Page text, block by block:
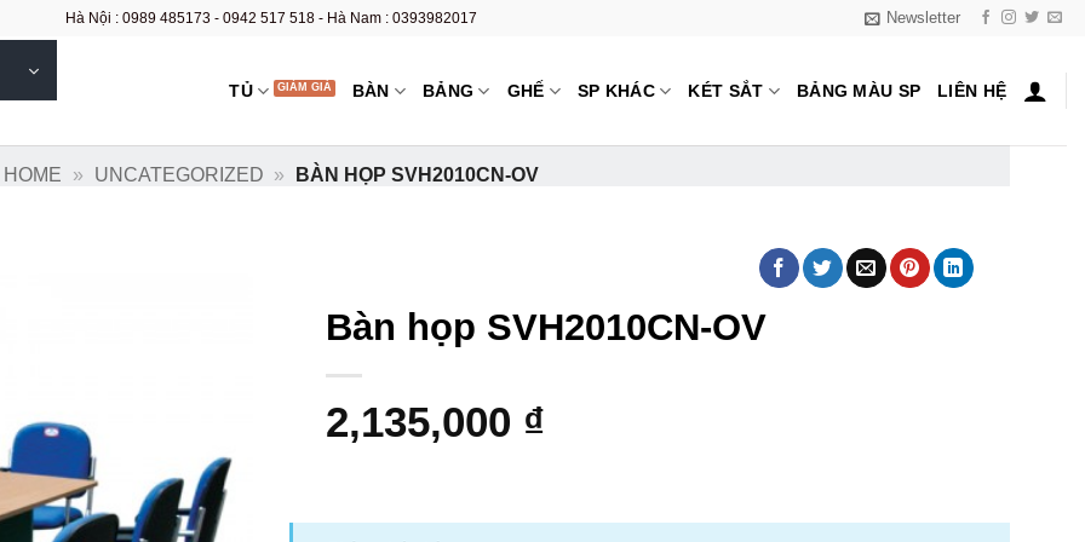
Hà Nội : 0989 485173 - 0942 517 518 - Hà Nam : 0393982017 Newsletter
TỦ BÀN BẢNG GHẾ SP KHÁC KÉT SẮT BẢNG MÀU SP LIÊN HỆ
HOME » UNCATEGORIZED » BÀN HỌP SVH2010CN-OV
Bàn họp SVH2010CN-OV
2,135,000 ₫